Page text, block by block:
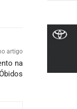
artigo
na